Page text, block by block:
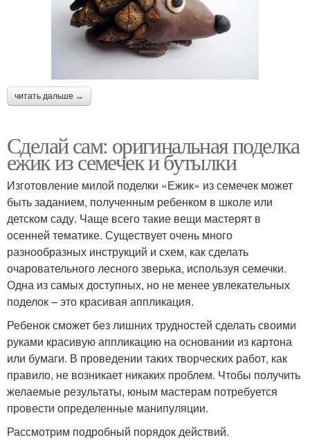
читать дальше →
Сделай сам: оригинальная поделка
ежик из семечек и бутылки
Изготовление милой поделки «Ежик» из семечек может
быть заданием, полученным ребенком в школе или
детском саду. Чаще всего такие вещи мастерят в
осенней тематике. Существует очень много
разнообразных инструкций и схем, как сделать
очаровательного лесного зверька, используя семечки.
Одна из самых доступных, но не менее увлекательных
поделок – это красивая аппликация.
Ребенок сможет без лишних трудностей сделать своими
руками красивую аппликацию на основании из картона
или бумаги. В проведении таких творческих работ, как
правило, не возникает никаких проблем. Чтобы получить
желаемые результаты, юным мастерам потребуется
провести определенные манипуляции.
Рассмотрим подробный порядок действий.